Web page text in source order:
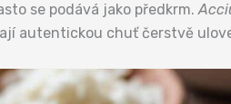
se podává jako předkrm.
autentickou chuť čerstvě